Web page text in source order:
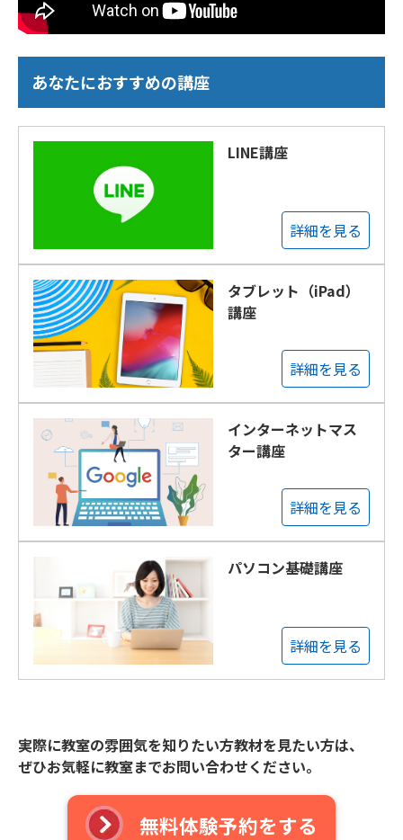
あなたにおすすめの講座
LINE講座
詳細を見る
タブレット（iPad）
講座
詳細を見る
インターネットマス
ター講座
詳細を見る
パソコン基礎講座
詳細を見る
実際に教室の雰囲気を知りたい方教材を見たい方は、
ぜひお気軽に教室までお問い合わせください。
無料体験予約をする